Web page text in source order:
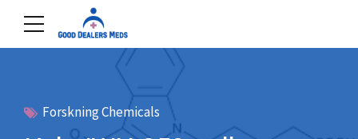
Forskning Chemicals